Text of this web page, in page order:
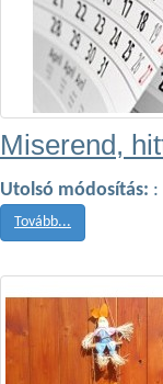
Miserend,
Utolsó módosítás: :
Tovább...